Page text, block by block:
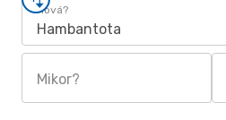
Hová?
Hambantota
Mikor?